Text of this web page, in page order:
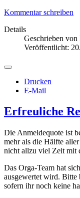
Kommentar schreiben
Details
Geschrieben von
Veröffentlicht:
Drucken
E-Mail
Erfreuliche
Die Anmeldequote ist
mehr als die Hälfte
nicht allzu viel Zeit mit
Das Orga-Team hat
ausgewertet wird. Bitte
sofern ihr noch keine